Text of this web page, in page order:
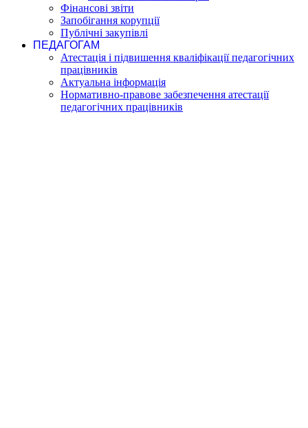
Фінансові звіти
Запобігання корупції
Публічні закупівлі
ПЕДАГОГАМ
Атестація і підвишення кваліфікації педагогічних
працівників
Актуальна інформація
Нормативно-правове забезпечення атестації
педагогічних працівників